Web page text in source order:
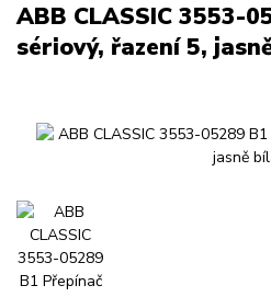
ABB CLASSIC 3553-
sériový, řazení 5,